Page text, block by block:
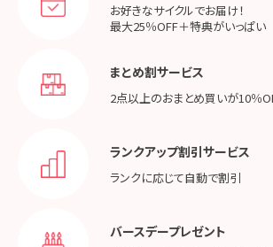
お好きなサイクルでお届け！
最大25％OFF＋特典がいっぱい
まとめ割サービス
2点以上のおまとめ買いが10％
ランクアップ割引サービス
ランクに応じて自動で割引
バースデープレゼント